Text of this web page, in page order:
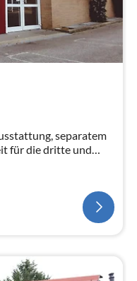
separatem
für die dritte und
im Wohnzimmer